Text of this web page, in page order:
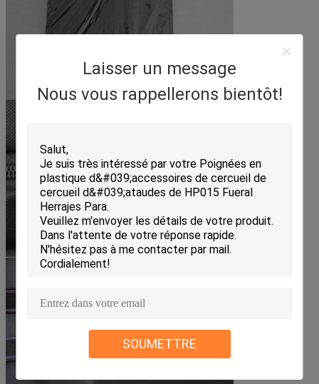
Laisser un message
Nous vous rappellerons bientôt!
SOUMETTRE